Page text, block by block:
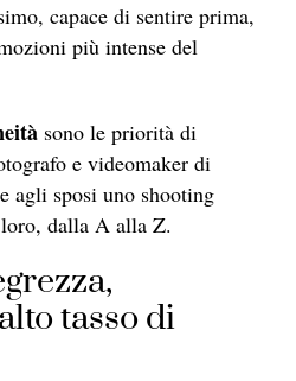
capace di sentire prima,
più intense del
sono le priorità di
e videomaker di
agli sposi uno shooting
dalla A alla Z.
tasso di